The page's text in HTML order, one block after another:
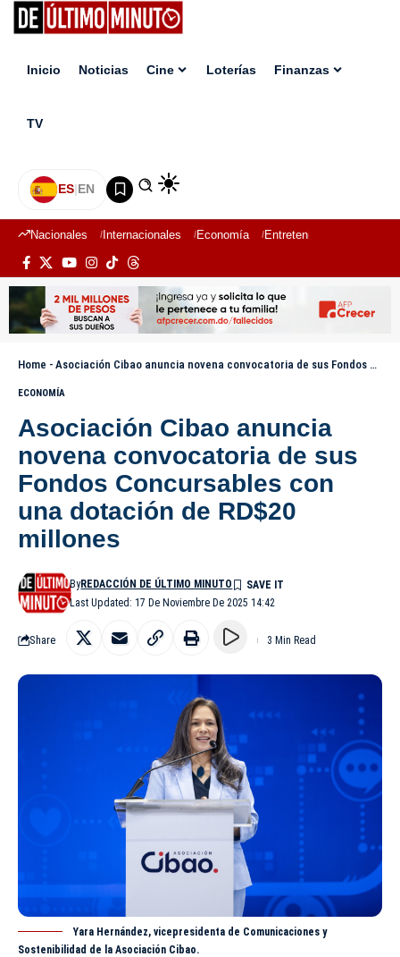
Inicio Noticias Cine Loterías Finanzas
TV
ES|EN
Nacionales Internacionales Economía Entretenimiento
Home - Asociación Cibao anuncia novena convocatoria de sus Fondos Concursables con una dotación de RD$20 millones
ECONOMÍA
Asociación Cibao anuncia
novena convocatoria de sus
Fondos Concursables con
una dotación de RD$20
millones
Last Updated: 17 De Noviembre De 2025 14:42
ByREDACCIÓN DE ÚLTIMO MINUTO
Share 3 Min Read
Yara Hernández, vicepresidenta de Comunicaciones y
Sostenibilidad de la Asociación Cibao.